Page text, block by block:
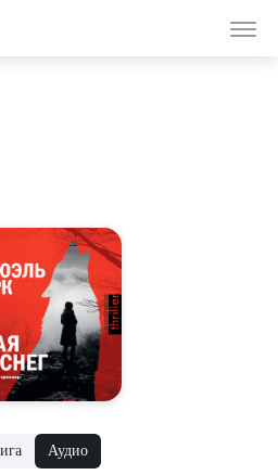
Аудио